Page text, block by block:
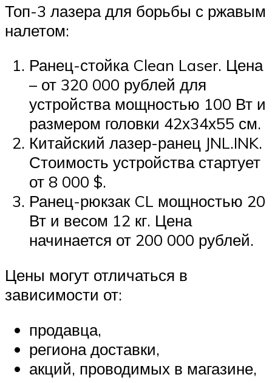
Топ-3 лазера для борьбы с ржавым
налетом:
Ранец-стойка Clean Laser. Цена
– от 320 000 рублей для
устройства мощностью 100 Вт и
размером головки 42х34х55 см.
Китайский лазер-ранец JNL.INK.
Стоимость устройства стартует
от 8 000 $.
Ранец-рюкзак CL мощностью 20
Вт и весом 12 кг. Цена
начинается от 200 000 рублей.
Цены могут отличаться в
зависимости от:
продавца,
региона доставки,
акций, проводимых в магазине,